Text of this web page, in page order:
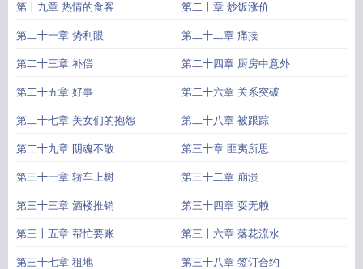
第十九章 热情的食客 第二十章 炒饭涨价
第二十一章 势利眼 第二十二章 痛揍
第二十三章 补偿 第二十四章 厨房中意外
第二十五章 好事 第二十六章 关系突破
第二十七章 美女们的抱怨 第二十八章 被跟踪
第二十九章 阴魂不散 第三十章 匪夷所思
第三十一章 轿车上树 第三十二章 崩溃
第三十三章 酒楼推销 第三十四章 耍无赖
第三十五章 帮忙要账 第三十六章 落花流水
第三十七章 租地 第三十八章 签订合约